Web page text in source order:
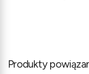
Produkty